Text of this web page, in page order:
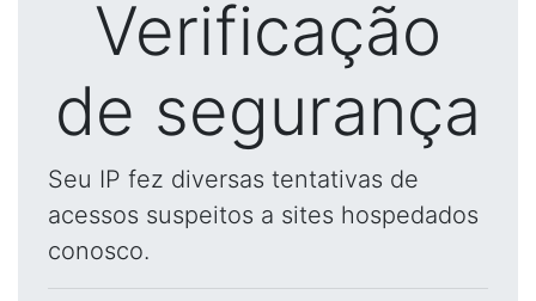
Verificação
de segurança
Seu IP fez diversas tentativas de
acessos suspeitos a sites hospedados
conosco.